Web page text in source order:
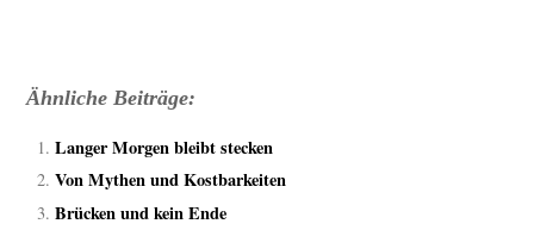
Ähnliche Beiträge:
Langer Morgen bleibt stecken
Von Mythen und Kostbarkeiten
Brücken und kein Ende